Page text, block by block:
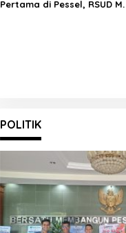
Pertama di Pessel, RSUD
POLITIK